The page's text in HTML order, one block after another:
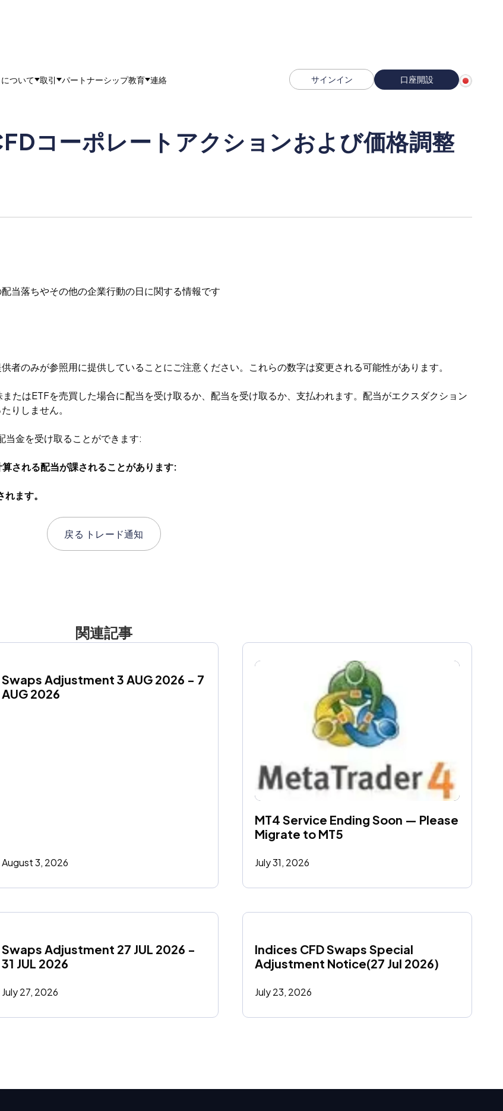
について 取引 パートナーシップ教育 連絡 サインイン 口座開設
コーポレートアクションおよび価格調整
当落ちやその他の企業行動の日に関する情報です
者のみが参照用に提供していることにご注意ください。これらの数字は変更される可能性があります。
たはETFを売買した場合に配当を受け取るか、配当を受け取るか、支払われます。配当がエクスダクション
りしません。
金を受け取ることができます:
される配当が課されることがあります:
ます。
戻る トレード通知
関連記事
Swaps Adjustment 3 AUG 2026 - 7
AUG 2026
August 3, 2026
MT4 Service Ending Soon — Please
Migrate to MT5
July 31, 2026
Swaps Adjustment 27 JUL 2026 -
31 JUL 2026
July 27, 2026
Indices CFD Swaps Special
Adjustment Notice(27 Jul 2026)
July 23, 2026